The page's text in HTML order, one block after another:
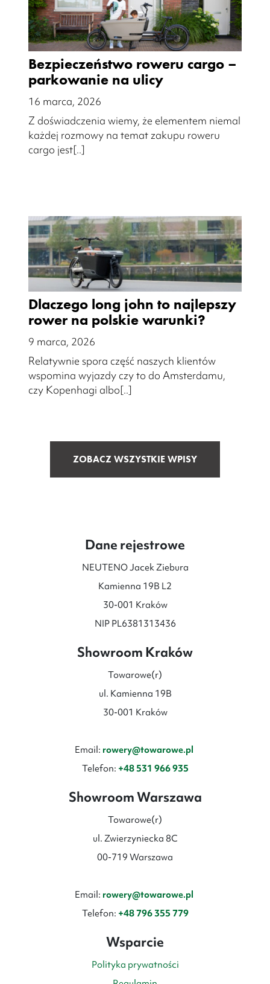
Bezpieczeństwo roweru cargo –
parkowanie na ulicy
16 marca, 2026
Z doświadczenia wiemy, że elementem niemal
każdej rozmowy na temat zakupu roweru
cargo jest[..]
Dlaczego long john to najlepszy
rower na polskie warunki?
9 marca, 2026
Relatywnie spora część naszych klientów
wspomina wyjazdy czy to do Amsterdamu,
czy Kopenhagi albo[..]
ZOBACZ WSZYSTKIE WPISY
Dane rejestrowe
NEUTENO Jacek Ziebura
Kamienna 19B L2
30-001 Kraków
NIP PL6381313436
Showroom Kraków
Towarowe(r)
ul. Kamienna 19B
30-001 Kraków
Email: rowery@towarowe.pl
Telefon: +48 531 966 935
Showroom Warszawa
Towarowe(r)
ul. Zwierzyniecka 8C
00-719 Warszawa
Email: rowery@towarowe.pl
Telefon: +48 796 355 779
Wsparcie
Polityka prywatności